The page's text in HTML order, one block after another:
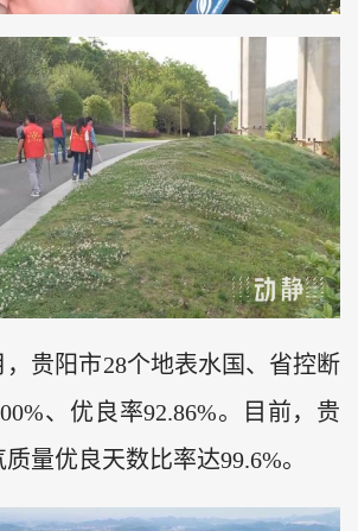
，贵阳市28个地表水国、省控断
、优良率92.86%。目前，贵
量优良天数比率达99.6%。